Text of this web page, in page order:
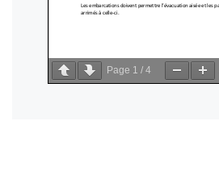
Page 1 / 4